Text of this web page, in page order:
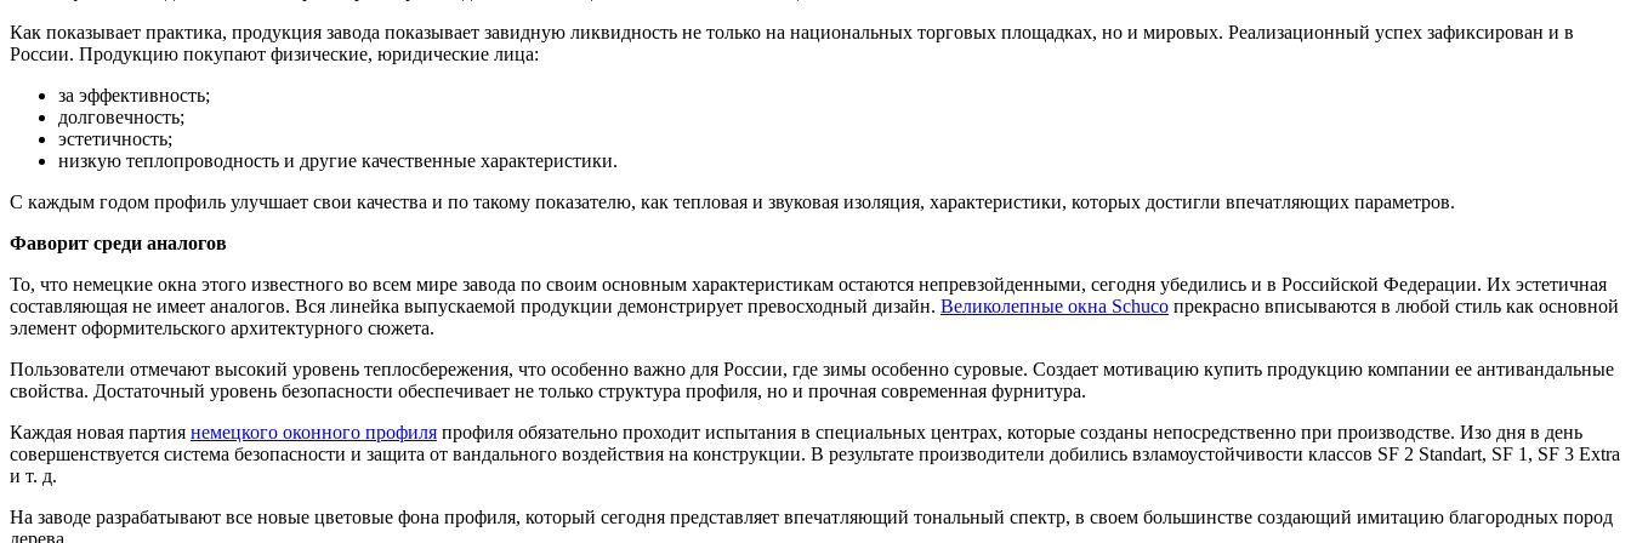
Как показывает практика, продукция завода показывает завидную ликвидность не только на национальных торговых площадках, но и мировых. Реализационный успех зафиксирован и в
России. Продукцию покупают физические, юридические лица:
за эффективность;
долговечность;
эстетичность;
низкую теплопроводность и другие качественные характеристики.
С каждым годом профиль улучшает свои качества и по такому показателю, как тепловая и звуковая изоляция, характеристики, которых достигли впечатляющих параметров.
Фаворит среди аналогов
То, что немецкие окна этого известного во всем мире завода по своим основным характеристикам остаются непревзойденными, сегодня убедились и в Российской Федерации. Их эстетичная
составляющая не имеет аналогов. Вся линейка выпускаемой продукции демонстрирует превосходный дизайн. Великолепные окна Schuco прекрасно вписываются в любой стиль как основной
элемент оформительского архитектурного сюжета.
Пользователи отмечают высокий уровень теплосбережения, что особенно важно для России, где зимы особенно суровые. Создает мотивацию купить продукцию компании ее антивандальные
свойства. Достаточный уровень безопасности обеспечивает не только структура профиля, но и прочная современная фурнитура.
Каждая новая партия немецкого оконного профиля профиля обязательно проходит испытания в специальных центрах, которые созданы непосредственно при производстве. Изо дня в день
совершенствуется система безопасности и защита от вандального воздействия на конструкции. В результате производители добились взламоустойчивости классов SF 2 Standart, SF 1, SF 3 Extra
и т. д.
На заводе разрабатывают все новые цветовые фона профиля, который сегодня представляет впечатляющий тональный спектр, в своем большинстве создающий имитацию благородных пород
дерева.